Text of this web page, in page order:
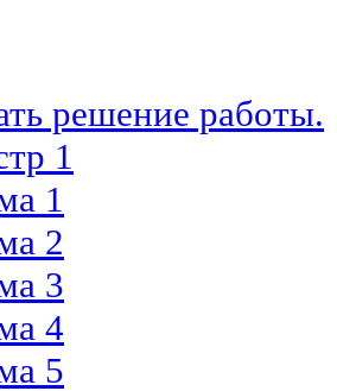
решение работы.
1
1
2
3
4
5